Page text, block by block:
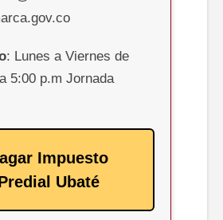
: Lunes a Viernes de
5:00 p.m Jornada
Impuesto
Ubaté